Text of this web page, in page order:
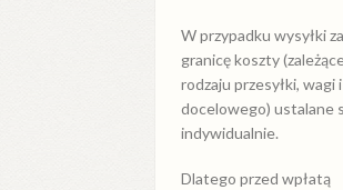
W przypadku wysyłkiza
granicękoszty
rodzaju przesyłki, wagi
docelowego) ustalane
indywidualnie.
Dlatego przed wpłatą